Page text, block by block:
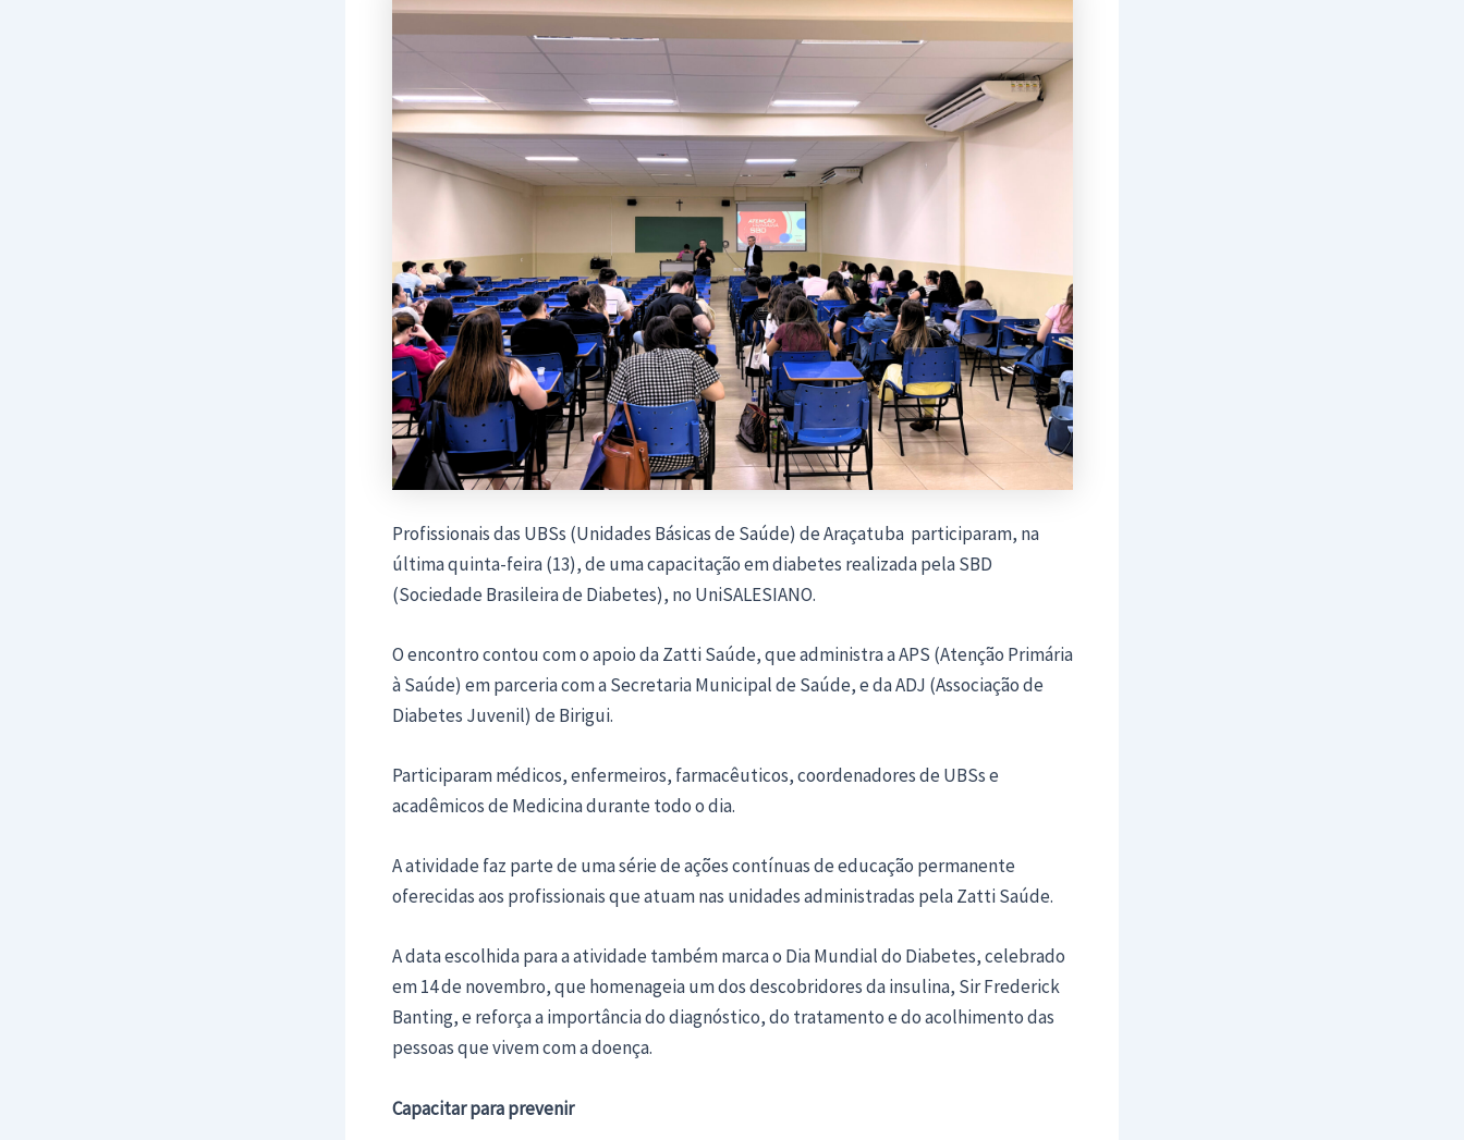
Profissionais das UBSs (Unidades Básicas de Saúde) de Araçatuba participaram, na
última quinta-feira (13), de uma capacitação em diabetes realizada pela SBD
(Sociedade Brasileira de Diabetes), no UniSALESIANO.
O encontro contou com o apoio da Zatti Saúde, que administra a APS (Atenção Primária
à Saúde) em parceria com a Secretaria Municipal de Saúde, e da ADJ (Associação de
Diabetes Juvenil) de Birigui.
Participaram médicos, enfermeiros, farmacêuticos, coordenadores de UBSs e
acadêmicos de Medicina durante todo o dia.
A atividade faz parte de uma série de ações contínuas de educação permanente
oferecidas aos profissionais que atuam nas unidades administradas pela Zatti Saúde.
A data escolhida para a atividade também marca o Dia Mundial do Diabetes, celebrado
em 14 de novembro, que homenageia um dos descobridores da insulina, Sir Frederick
Banting, e reforça a importância do diagnóstico, do tratamento e do acolhimento das
pessoas que vivem com a doença.
Capacitar para prevenir